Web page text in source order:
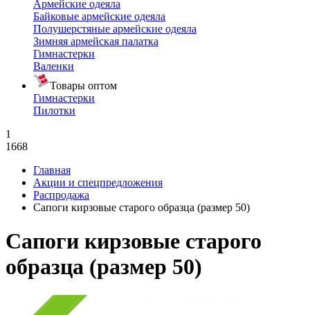
Армейские одеяла
Байковые армейские одеяла
Полушерстяные армейские одеяла
Зимняя армейская палатка
Гимнастерки
Валенки
Товары оптом
Гимнастерки
Пилотки
1
1668
Главная
Акции и спецпредложения
Распродажа
Сапоги кирзовые старого образца (размер 50)
Сапоги кирзовые старого
образца (размер 50)